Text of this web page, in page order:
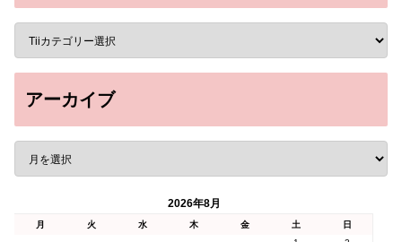
アーカイブ
2026年8月
月 火 水 木 金 土
日